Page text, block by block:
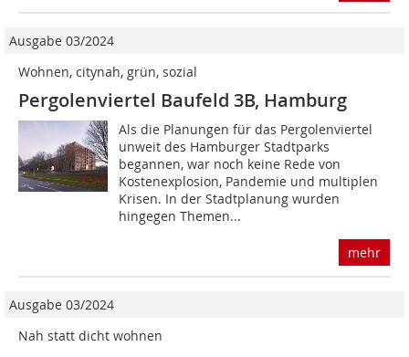
Ausgabe 03/2024
Wohnen, citynah, grün, sozial
Pergolenviertel Baufeld 3B, Hamburg
Als die Planungen für das Pergolenviertel
unweit des Hamburger Stadtparks
begannen, war noch keine Rede von
Kostenexplosion, Pandemie und multiplen
Krisen. In der Stadtplanung wurden
hingegen Themen...
mehr
Ausgabe 03/2024
Nah statt dicht wohnen